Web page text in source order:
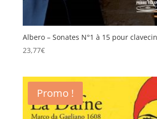
Albero – Sonates N°1 à 15 pour clavecin
23,77€
Promo !